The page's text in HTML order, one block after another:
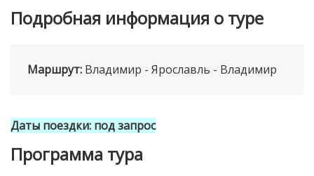
Подробная информация о туре
Маршрут: Владимир - Ярославль - Владимир
Даты поездки: под запрос
Программа тура